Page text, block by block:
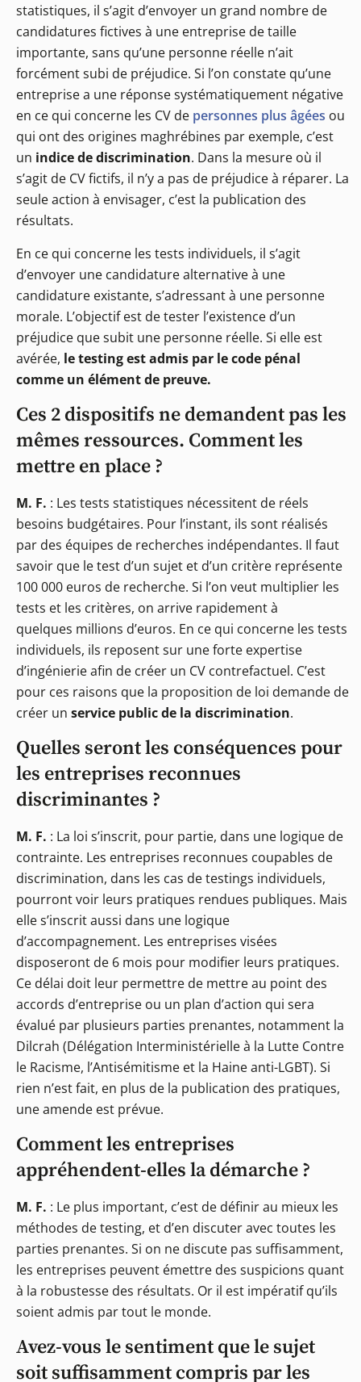
statistiques, il s’agit d’envoyer un grand nombre de
candidatures fictives à une entreprise de taille
importante, sans qu’une personne réelle n’ait
forcément subi de préjudice. Si l’on constate qu’une
entreprise a une réponse systématiquement négative
en ce qui concerne les CV de personnes plus âgées ou
qui ont des origines maghrébines par exemple, c’est
un indice de discrimination. Dans la mesure où il
s’agit de CV fictifs, il n’y a pas de préjudice à réparer. La
seule action à envisager, c’est la publication des
résultats.
En ce qui concerne les tests individuels, il s’agit
d’envoyer une candidature alternative à une
candidature existante, s’adressant à une personne
morale. L’objectif est de tester l’existence d’un
préjudice que subit une personne réelle. Si elle est
avérée, le testing est admis par le code pénal
comme un élément de preuve.
Ces 2 dispositifs ne demandent pas les
mêmes ressources. Comment les
mettre en place ?
M. F. : Les tests statistiques nécessitent de réels
besoins budgétaires. Pour l’instant, ils sont réalisés
par des équipes de recherches indépendantes. Il faut
savoir que le test d’un sujet et d’un critère représente
100 000 euros de recherche. Si l’on veut multiplier les
tests et les critères, on arrive rapidement à
quelques millions d’euros. En ce qui concerne les tests
individuels, ils reposent sur une forte expertise
d’ingénierie afin de créer un CV contrefactuel. C’est
pour ces raisons que la proposition de loi demande de
créer un service public de la discrimination.
Quelles seront les conséquences pour
les entreprises reconnues
discriminantes ?
M. F. : La loi s’inscrit, pour partie, dans une logique de
contrainte. Les entreprises reconnues coupables de
discrimination, dans les cas de testings individuels,
pourront voir leurs pratiques rendues publiques. Mais
elle s’inscrit aussi dans une logique
d’accompagnement. Les entreprises visées
disposeront de 6 mois pour modifier leurs pratiques.
Ce délai doit leur permettre de mettre au point des
accords d’entreprise ou un plan d’action qui sera
évalué par plusieurs parties prenantes, notamment la
Dilcrah (Délégation Interministérielle à la Lutte Contre
le Racisme, l’Antisémitisme et la Haine anti-LGBT). Si
rien n’est fait, en plus de la publication des pratiques,
une amende est prévue.
Comment les entreprises
appréhendent-elles la démarche ?
M. F. : Le plus important, c’est de définir au mieux les
méthodes de testing, et d’en discuter avec toutes les
parties prenantes. Si on ne discute pas suffisamment,
les entreprises peuvent émettre des suspicions quant
à la robustesse des résultats. Or il est impératif qu’ils
soient admis par tout le monde.
Avez-vous le sentiment que le sujet
soit suffisamment compris par les